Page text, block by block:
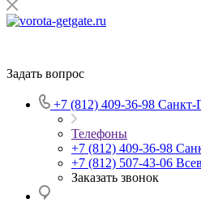
Задать вопрос
+7 (812) 409-36-98 Санкт-
Телефоны
+7 (812) 409-36-98
+7 (812) 507-43-06
Заказать звонок